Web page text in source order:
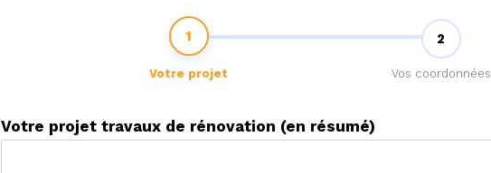
1
Votre projet
2
Vos coordonnées
Votre projet travaux de rénovation (en résumé)